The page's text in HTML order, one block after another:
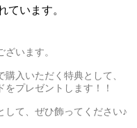
ています。
います。
入いただく特典として、
プレゼントします！！
して、ぜひ飾ってください♪